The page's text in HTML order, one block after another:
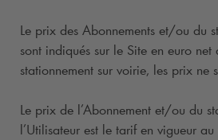
Le prix des Abonnements et/ou du
sont indiqués sur le Site en euro net
stationnement sur voirie, les prix ne
Le prix de l’Abonnement et/ou du
l’Utilisateur est le tarif en vigueur